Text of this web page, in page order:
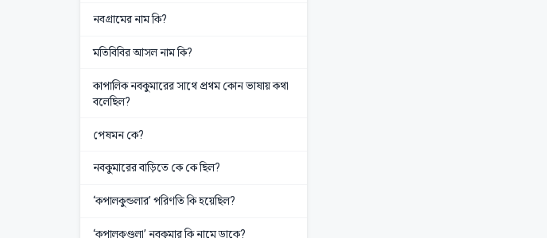
নবগ্রামের নাম কি?
মতিবিবির আসল নাম কি?
কাপালিক নবকুমারের সাথে প্রথম কোন ভাষায় কথা
বলেছিল?
পেষমন কে?
নবকুমারের বাড়িতে কে কে ছিল?
‘কপালকুন্ডলার’ পরিণতি কি হয়েছিল?
‘কপালকুণ্ডলা’ নবকুমার কি নামে ডাকে?